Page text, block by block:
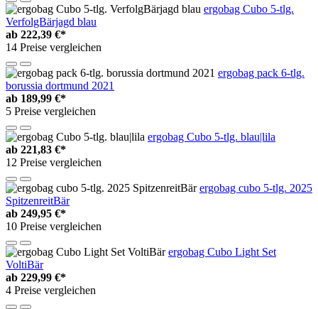
ergobag Cubo 5-tlg.
VerfolgBärjagd blau
ab 222,39 €*
14 Preise vergleichen
ergobag pack 6-tlg.
borussia dortmund 2021
ab 189,99 €*
5 Preise vergleichen
ergobag Cubo 5-tlg. blau|lila
ab 221,83 €*
12 Preise vergleichen
ergobag cubo 5-tlg. 2025
SpitzenreitBär
ab 249,95 €*
10 Preise vergleichen
ergobag Cubo Light Set
VoltiBär
ab 229,99 €*
4 Preise vergleichen